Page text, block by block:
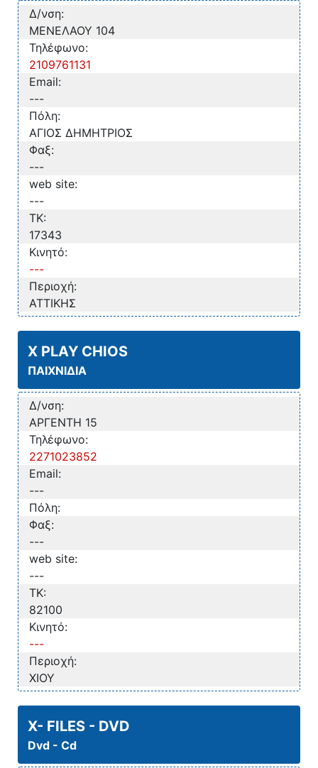
Δ/νση:
ΜΕΝΕΛΑΟΥ 104
Τηλέφωνο:
2109761131
Email:
---
Πόλη:
ΑΓΙΟΣ ΔΗΜΗΤΡΙΟΣ
Φαξ:
---
web site:
---
TK:
17343
Κινητό:
---
Περιοχή:
ΑΤΤΙΚΗΣ
X PLAY CHIOS
ΠΑΙΧΝΙΔΙΑ
Δ/νση:
ΑΡΓΕΝΤΗ 15
Τηλέφωνο:
2271023852
Email:
---
Πόλη:
Φαξ:
---
web site:
---
TK:
82100
Κινητό:
---
Περιοχή:
ΧΙΟΥ
X- FILES - DVD
Dvd - Cd